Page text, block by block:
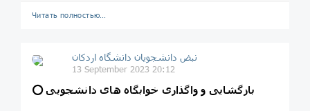
Читать полностью…
نبض دانشجویان دانشگاه اردکان
13 September 2023 20:12
⭕️ بازگشایی و واگذاری خوابگاه های دانشجویی